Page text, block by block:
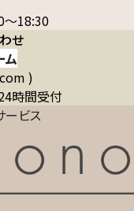
～18:30
せ
ム
)
時間受付
ービス